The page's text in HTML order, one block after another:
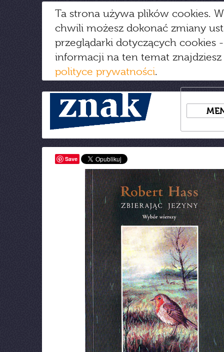
Ta strona używa plików cookies.
chwili możesz dokonać zmiany
przeglądarki dotyczących cookies
informacji na ten temat
polityce prywatności.
Save